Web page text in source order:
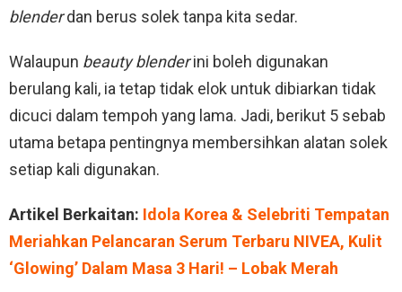
blenderdan berus solek tanpa kita sedar.
Walaupun beauty blenderini boleh digunakan
berulang kali, ia tetap tidak elok untuk dibiarkan tidak
dicuci dalam tempoh yang lama. Jadi, berikut 5 sebab
utama betapa pentingnya membersihkan alatan solek
setiap kali digunakan.
Artikel Berkaitan: Idola Korea & Selebriti Tempatan
Meriahkan Pelancaran Serum Terbaru NIVEA, Kulit
‘Glowing’ Dalam Masa 3 Hari! – Lobak Merah